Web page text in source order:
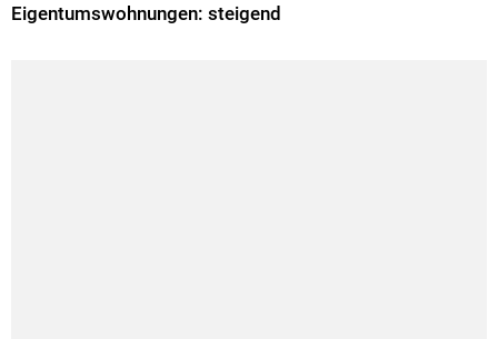
Eigentumswohnungen: steigend